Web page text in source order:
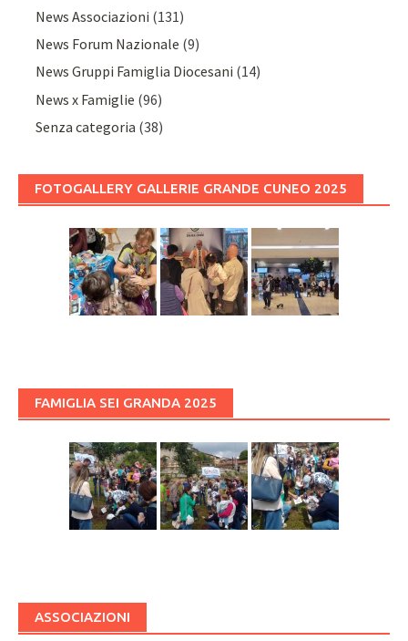
News Associazioni (131)
News Forum Nazionale (9)
News Gruppi Famiglia Diocesani (14)
News x Famiglie (96)
Senza categoria (38)
FOTOGALLERY GALLERIE GRANDE CUNEO 2025
FAMIGLIA SEI GRANDA 2025
ASSOCIAZIONI